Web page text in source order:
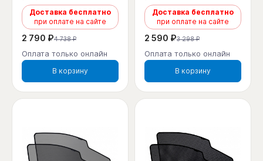
Доставка бесплатно
при оплате на сайте
2 790 ₽4 738 ₽
Оплата только онлайн
В корзину
Доставка бесплатно
при оплате на сайте
2 590 ₽3 298 ₽
Оплата только онлайн
В корзину